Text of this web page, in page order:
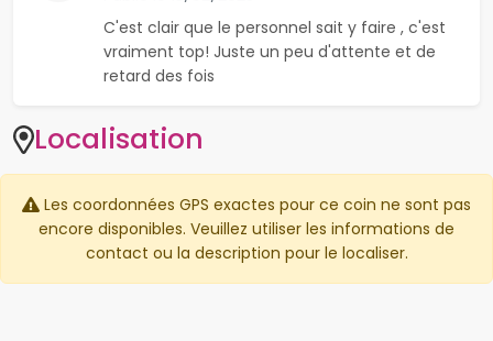
C'est clair que le personnel sait y faire , c'est
vraiment top! Juste un peu d'attente et de
retard des fois
Localisation
Les coordonnées GPS exactes pour ce coin ne sont pas
encore disponibles. Veuillez utiliser les informations de
contact ou la description pour le localiser.